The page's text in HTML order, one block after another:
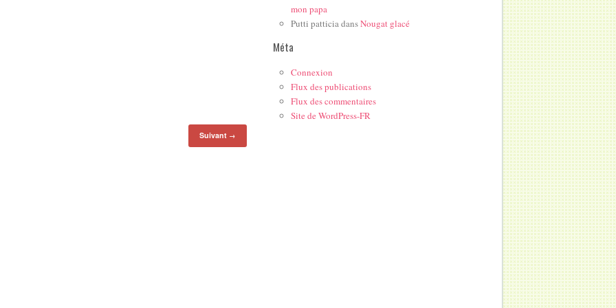
Suivant →
mon papa
Putti patticiadansNougat glacé
Méta
Connexion
Flux des publications
Flux des commentaires
Site de WordPress-FR